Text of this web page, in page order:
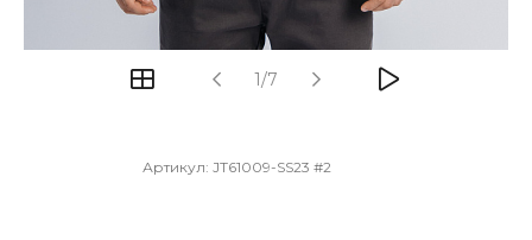
1/7
Артикул: JT61009-SS23 #2